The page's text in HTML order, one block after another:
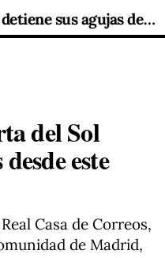
El reloj de la Puerta del Sol detiene sus agujas desde este mediodía
del Sol
este
Casa de Correos,
de Madrid,